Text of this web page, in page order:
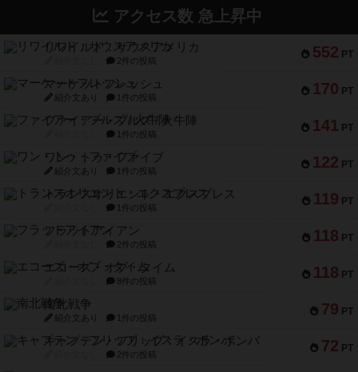
アクセス数 急上昇中
552 PT
リワイルド：サウスアメリカ
2件の投稿
170 PT
マーケットフレッシュ
紹介文あり 1件の投稿
141 PT
ファイアー・ブルズ / 火牛陣
1件の投稿
122 PT
ワン・トゥ・ファイブ
紹介文あり 1件の投稿
119 PT
トランスオリエント・エクスプレス
1件の投稿
118 PT
フラットアイアン
2件の投稿
118 PT
エコーズ・オブ・タイム
8件の投稿
79 PT
南北戦争
紹介文あり 1件の投稿
72 PT
キャプテン・フリップ：イスラ・ボンバ
2件の投稿